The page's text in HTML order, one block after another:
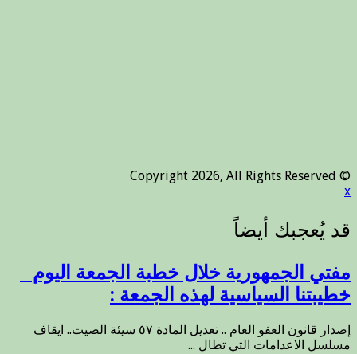
© Copyright 2026, All Rights Reserved
x
مفتي الجمهورية خلال خطبة الجمعة اليوم _
خطيبتنا السياسية لهذه الجمعة :
إصدار قانون العفو العام .. تعديل المادة ٥٧ سيئة الصيت.. ايقاف
مسلسل الاعدامات التي تطال ...